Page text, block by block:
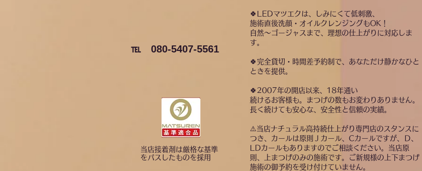
℡ 080-5407-5561
当店接着剤は厳格な基準
を パスしたものを採用
🍀LEDマツエクは、しみにくて低刺激、
施術直後洗顔・オイルクレンジングもOK！
自然〜ゴージャスまで、理想の仕上がりに対応しま
す。
🍀完全貸切・時間差予約制で、あなただけ静かなひと
ときを提供。
🍀2007年の開店以来、18年通い
続けるお客様も。まつげの数もお変わりありません。
長く続けても安心な、安全性と信頼の実績。
⚠️当店ナチュラル高持続仕上がり専門店のスタンスに
つき、カールは原則Ｊカール、Cカールですが、Ｄ、
LDカールもありますのでご相談ください。当店原
則、上まつげのみの施術です。ご新規様の上下まつげ
施術の御予約を受け付けていません。